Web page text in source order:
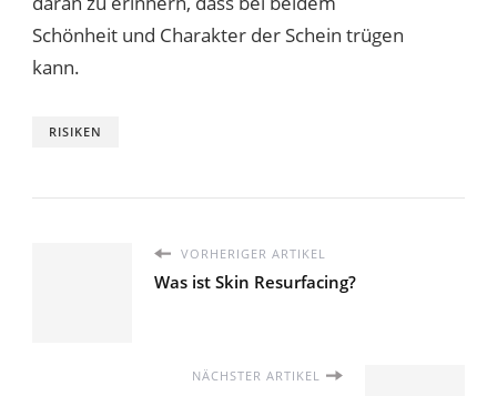
Schönheit und Charakter der Schein trügen
kann.
RISIKEN
VORHERIGER ARTIKEL
Was ist Skin Resurfacing?
NÄCHSTER ARTIKEL